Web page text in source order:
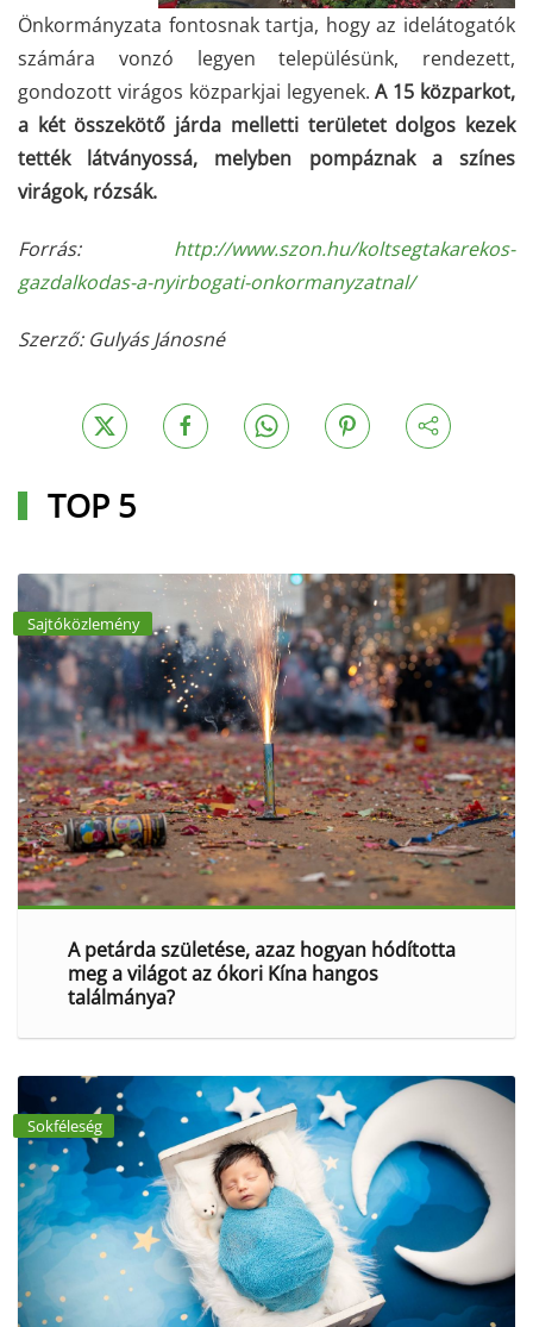
Önkormányzata fontosnak tartja, hogy az idelátogatók
számára vonzó legyen településünk, rendezett,
gondozott virágos közparkjai legyenek.A 15 közparkot,
a két összekötő járda melletti területet dolgos kezek
tették látványossá, melyben pompáznak a színes
virágok, rózsák.
Forrás: http://www.szon.hu/koltsegtakarekos-
gazdalkodas-a-nyirbogati-onkormanyzatnal/
Szerző: Gulyás Jánosné
TOP 5
Sajtóközlemény
A petárda születése, azaz hogyan hódította
meg a világot az ókori Kína hangos
találmánya?
Sokféleség